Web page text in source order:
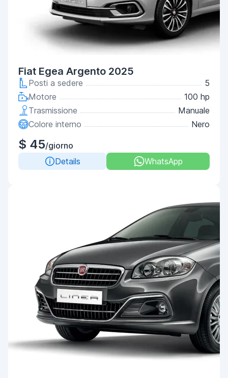
Fiat Egea Argento 2025
Posti a sedere
5
Motore
100 hp
Trasmissione
Manuale
Colore interno
Nero
$ 45/giorno
Details
WhatsApp